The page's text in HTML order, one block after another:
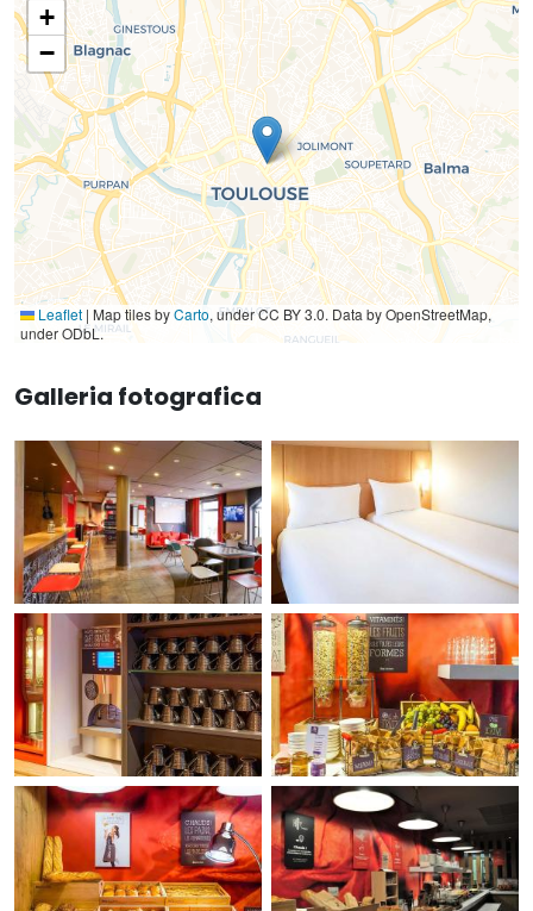
+
−
Leaflet | Map tiles byCarto, under CC BY 3.0. Data by OpenStreetMap,
under ODbL.
Galleria fotografica